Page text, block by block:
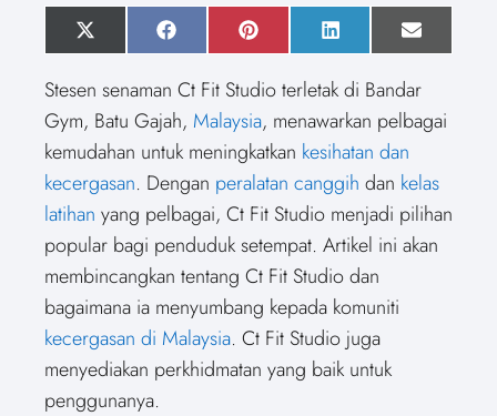
S
h
r
e
o
n
X
(
w
i
t
t
e
r
)
S
h
r
e
o
n
F
a
e
b
o
o
k
S
h
r
o
n
P
i
t
r
e
s
t
S
h
r
e
o
n
L
i
k
e
d
I
n
S
h
r
o
E
m
i
Stesen senaman Ct Fit Studio terletak di Bandar
Gym, Batu Gajah, Malaysia, menawarkan pelbagai
kemudahan untuk meningkatkan kesihatan dan
kecergasan. Dengan peralatan canggih dan kelas
latihan yang pelbagai, Ct Fit Studio menjadi pilihan
popular bagi penduduk setempat. Artikel ini akan
membincangkan tentang Ct Fit Studio dan
bagaimana ia menyumbang kepada komuniti
kecergasan di Malaysia. Ct Fit Studio juga
menyediakan perkhidmatan yang baik untuk
penggunanya.